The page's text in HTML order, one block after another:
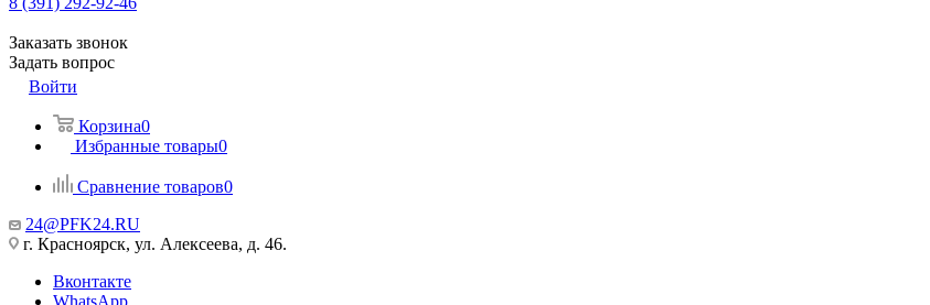
Заказать звонок
Задать вопрос
Войти
Корзина0
Избранные товары0
Сравнение товаров0
24@PFK24.RU
г. Красноярск, ул. Алексеева, д. 46.
Вконтакте
WhatsApp